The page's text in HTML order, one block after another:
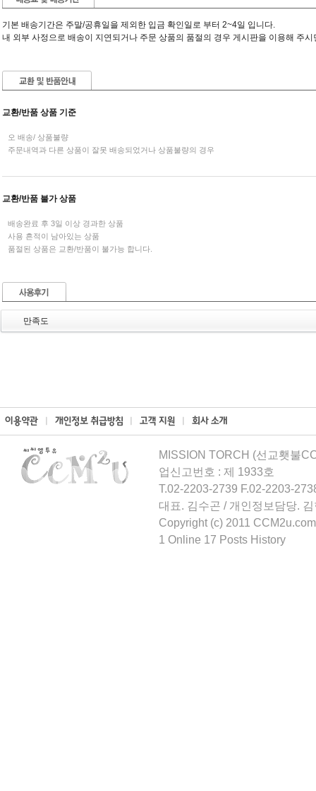
기본 배송기간은 주말/공휴일을 제외한 입금 확인일로 부터 2~4일 입니다.
내 외부 사정으로 배송이 지연되거나 주문 상품의 품절의 경우 게시판을 이용해 주
교환/반품 상품 기준
오 배송/ 상품불량
주문내역과 다른 상품이 잘못 배송되었거나 상품불량의 경우
교환/반품 불가 상품
배송완료 후 3일 이상 경과한 상품
사용 흔적이 남아있는 상품
품절된 상품은 교환/반품이 불가능 합니다.
만족도
MISSION TORCH (선교횃불
업신고번호 : 제 1933호
T.02-2203-2739 F.02-2203-
대표. 김수곤 / 개인정보담당.
Copyright (c) 2011
1 Online 17 Posts History